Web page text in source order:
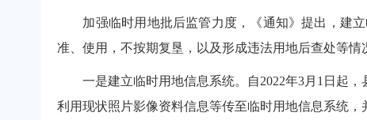
加强临时用地批后监管力度，《通知》提出，建立
准、使用，不按期复垦，以及形成违法用地后查处等情
一是建立临时用地信息系统。自2022年3月1日起，
利用现状照片影像资料信息等传至临时用地信息系统